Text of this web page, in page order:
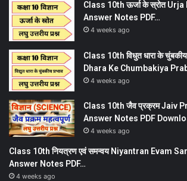
Class 10th ऊर्जा के स्रोत
Answer Notes PDF…
4 weeks ago
Class 10th विधुत धारा के
Dhara Ke Chumbakiya
4 weeks ago
Class 10th जैव प्रक्रम Jaiv
Answer Notes PDF
4 weeks ago
Class 10th नियत्रण एवं समन्वय Niyantran Evam
Answer Notes PDF…
4 weeks ago